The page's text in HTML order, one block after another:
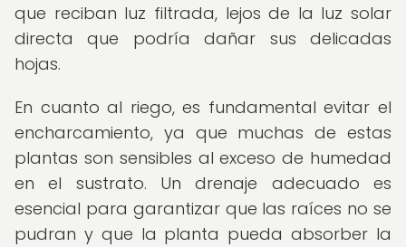
que reciban luz filtrada, lejos de la luz solar
directa que podría dañar sus delicadas
hojas.
En cuanto al riego, es fundamental evitar el
encharcamiento, ya que muchas de estas
plantas son sensibles al exceso de humedad
en el sustrato. Un drenaje adecuado es
esencial para garantizar que las raíces no se
pudran y que la planta pueda absorber la